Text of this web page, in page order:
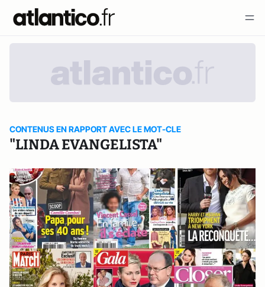
CONTENUS EN RAPPORT AVEC LE MOT-CLE
"LINDA EVANGELISTA"